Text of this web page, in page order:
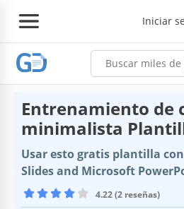
Iniciar
Entrenamiento de
minimalista
Usar esto gratis plantilla
Slides and Microsoft
4.22 (2 reseñas)